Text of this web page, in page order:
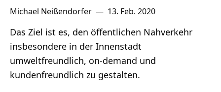
Michael Neißendorfer — 13. Feb. 2020
Das Ziel ist es, den öffentlichen Nahverkehr
insbesondere in der Innenstadt
umweltfreundlich, on-demand und
kundenfreundlich zu gestalten.